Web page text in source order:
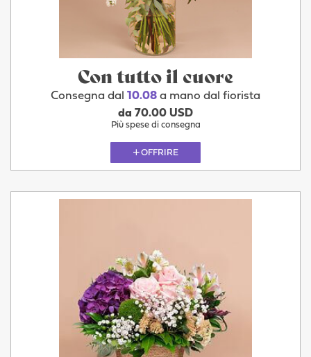
Con tutto il cuore
Consegna dal 10.08 a mano dal fiorista
da 70.00 USD
Più spese di consegna
OFFRIRE